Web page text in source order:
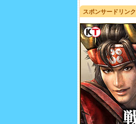
スポンサードリンク